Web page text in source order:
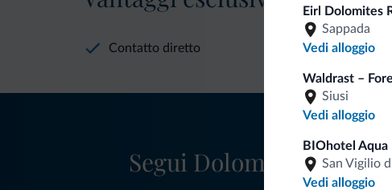
Eirl Dolomites
Sappada
Vedi alloggio
Waldrast –
Siusi
Vedi alloggio
BIOhotel
San Vigilio
Vedi alloggio
Contatto diretto
Segui Dolomiti.it